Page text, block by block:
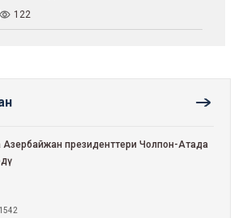
122
президенттери Чолпон-Атада
1542